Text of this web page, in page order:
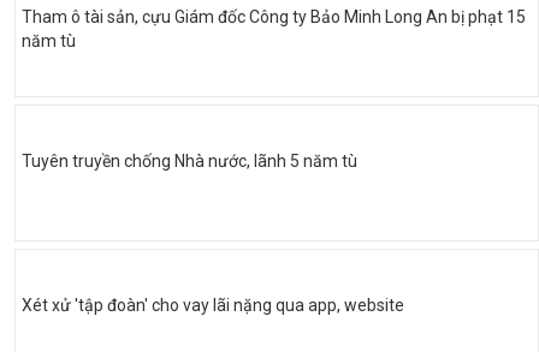
Tham ô tài sản, cựu Giám đốc Công ty Bảo Minh Long An bị phạt 15
năm tù
Tuyên truyền chống Nhà nước, lãnh 5 năm tù
Xét xử 'tập đoàn' cho vay lãi nặng qua app, website